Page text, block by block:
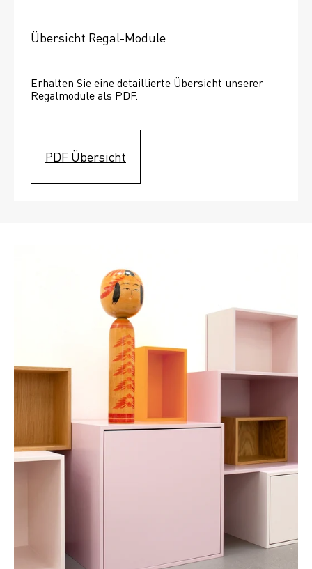
Übersicht Regal-Module
Erhalten Sie eine detaillierte Übersicht unserer
Regalmodule als PDF.
PDF Übersicht